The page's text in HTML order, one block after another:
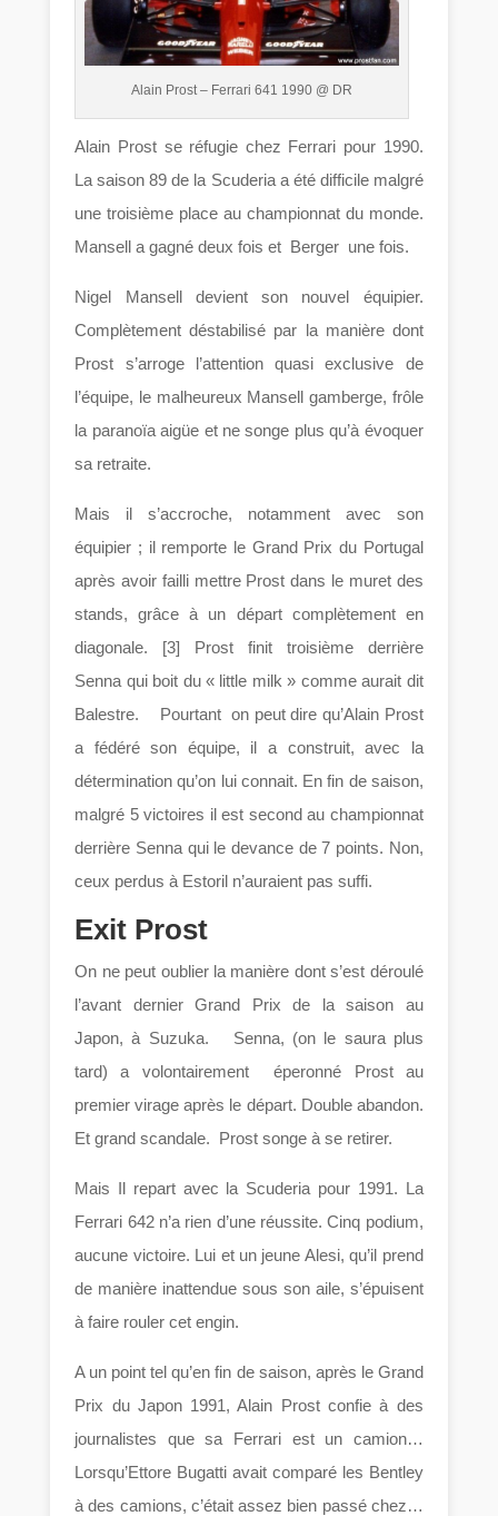
Alain Prost – Ferrari 641 1990 @ DR
Alain Prost se réfugie chez Ferrari pour 1990.
La saison 89 de la Scuderia a été difficile malgré
une troisième place au championnat du monde.
Mansell a gagné deux fois et Berger une fois.
Nigel Mansell devient son nouvel équipier.
Complètement déstabilisé par la manière dont
Prost s’arroge l’attention quasi exclusive de
l’équipe, le malheureux Mansell gamberge, frôle
la paranoïa aigüe et ne songe plus qu’à évoquer
sa retraite.
Mais il s’accroche, notamment avec son
équipier ; il remporte le Grand Prix du Portugal
après avoir failli mettre Prost dans le muret des
stands, grâce à un départ complètement en
diagonale. [3] Prost finit troisième derrière
Senna qui boit du « little milk » comme aurait dit
Balestre. Pourtant on peut dire qu’Alain Prost
a fédéré son équipe, il a construit, avec la
détermination qu’on lui connait. En fin de saison,
malgré 5 victoires il est second au championnat
derrière Senna qui le devance de 7 points. Non,
ceux perdus à Estoril n’auraient pas suffi.
Exit Prost
On ne peut oublier la manière dont s’est déroulé
l’avant dernier Grand Prix de la saison au
Japon, à Suzuka. Senna, (on le saura plus
tard) a volontairement éperonné Prost au
premier virage après le départ. Double abandon.
Et grand scandale. Prost songe à se retirer.
Mais Il repart avec la Scuderia pour 1991. La
Ferrari 642 n’a rien d’une réussite. Cinq podium,
aucune victoire. Lui et un jeune Alesi, qu’il prend
de manière inattendue sous son aile, s’épuisent
à faire rouler cet engin.
A un point tel qu’en fin de saison, après le Grand
Prix du Japon 1991, Alain Prost confie à des
journalistes que sa Ferrari est un camion…
Lorsqu’Ettore Bugatti avait comparé les Bentley
à des camions, c’était assez bien passé chez…